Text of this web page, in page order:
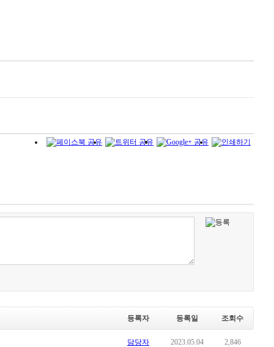
등록자 등록일 조회수
담당자 2023.05.04 2,846